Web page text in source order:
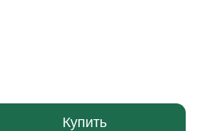
Купить